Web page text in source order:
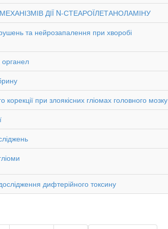
ДІЇ N-СТЕАРОЇЛЕТАНОЛАМІНУ
та нейрозапалення при хворобі
органел
при злоякісних гліомах головного мозку
дифтерійного токсину